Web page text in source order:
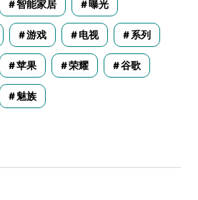
智能家居 曝光
游戏 电视 系列
苹果 荣耀 谷歌
魅族